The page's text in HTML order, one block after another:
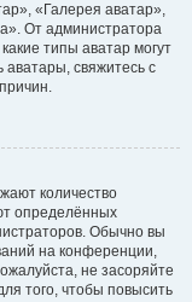
«Галерея аватар»,
От администратора
типы аватар могут
свяжитесь с
количество
определённых
Обычно вы
на конференции,
не засоряйте
того, чтобы повысить